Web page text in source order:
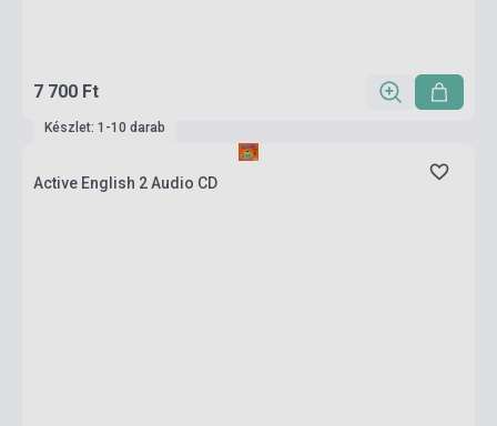
7 700 Ft
Készlet: 1-10 darab
Active English 2 Audio CD